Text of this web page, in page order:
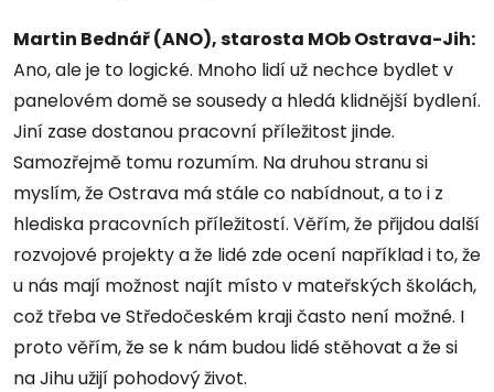
Martin Bednář (ANO), starosta MOb Ostrava-Jih:
Ano, ale je to logické. Mnoho lidí už nechce bydlet v
panelovém domě se sousedy a hledá klidnější bydlení.
Jiní zase dostanou pracovní příležitost jinde.
Samozřejmě tomu rozumím. Na druhou stranu si
myslím, že Ostrava má stále co nabídnout, a to i z
hlediska pracovních příležitostí. Věřím, že přijdou další
rozvojové projekty a že lidé zde ocení například i to, že
u nás mají možnost najít místo v mateřských školách,
což třeba ve Středočeském kraji často není možné. I
proto věřím, že se k nám budou lidé stěhovat a že si
na Jihu užijí pohodový život.